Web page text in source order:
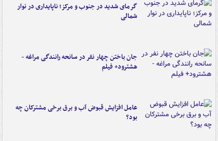
گرمای شدید در جنوب و مرکز؛ ناپایداری در نوار
شمالی
جان باختن چهار نفر در سانحه رانندگی مراغه -
هشترود+ فیلم
عامل افزایش قبوض آب و برق برخی مشترکان چه
بود؟